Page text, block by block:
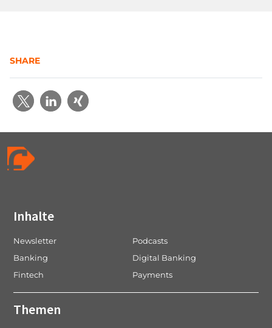
SHARE
Inhalte
Newsletter
Podcasts
Banking
Digital Banking
Fintech
Payments
Themen